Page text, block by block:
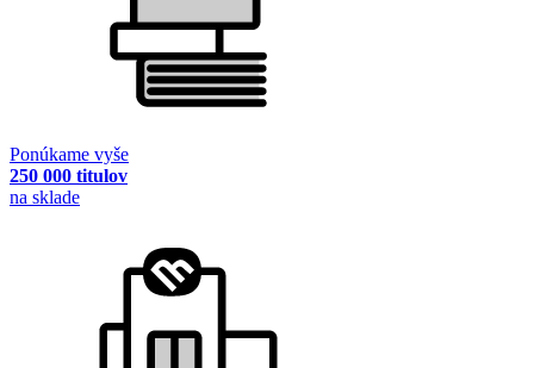
Ponúkame vyše
250 000 titulov
na sklade